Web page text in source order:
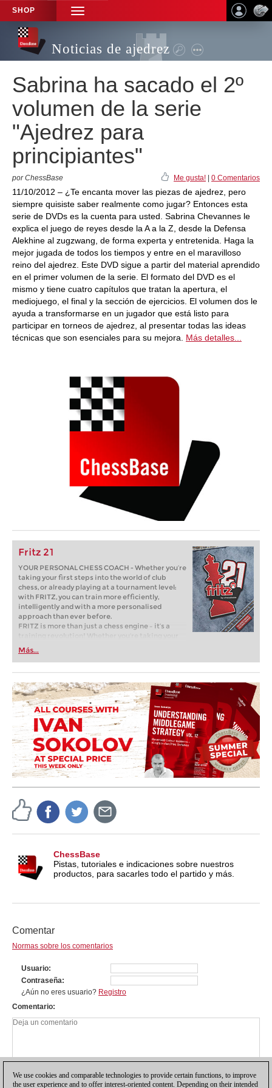
SHOP
TOGGLE
NAVIGATION
Noticias de ajedrez
Sabrina ha sacado el 2º
volumen de la serie
"Ajedrez para
principiantes"
por ChessBase Me gusta! 0 Comentarios
11/10/2012 – ¿Te encanta mover las piezas de ajedrez, pero
siempre quisiste saber realmente como jugar? Entonces esta
serie de DVDs es la cuenta para usted. Sabrina Chevannes le
explica el juego de reyes desde la A a la Z, desde la Defensa
Alekhine al zugzwang, de forma experta y entretenida. Haga la
mejor jugada de todos los tiempos y entre en el maravilloso
reino del ajedrez. Este DVD sigue a partir del material aprendido
en el primer volumen de la serie. El formato del DVD es el
mismo y tiene cuatro capítulos que tratan la apertura, el
mediojuego, el final y la sección de ejercicios. El volumen dos le
ayuda a transformarse en un jugador que está listo para
participar en torneos de ajedrez, al presentar todas las ideas
técnicas que son esenciales para su mejora. Más detalles...
Fritz 21
YOUR PERSONAL CHESS COACH - Whether you’re
taking your first steps into the world of club
chess, or already playing at a tournament level:
with FRITZ, you can train more efficiently,
intelligently and with a more personalised
approach than ever before.
FRITZ is more than just a chess engine – it’s a
training revolution! Whether you’re taking your
first steps into the world of club chess, or already
playing at a tournament level: with FRITZ, you can
train more efficiently, intelligently and with a
more personalised approach than ever before.
Más...
ChessBase
Pistas, tutoriales e indicaciones sobre nuestros
productos, para sacarles todo el partido y más.
Comentar
Normas sobre los comentarios
Usuario
Contraseña
¿Aún no eres usuario? Registro
Comentario
We use cookies and comparable technologies to provide certain functions, to improve
the user experience and to offer interest-oriented content. Depending on their intended